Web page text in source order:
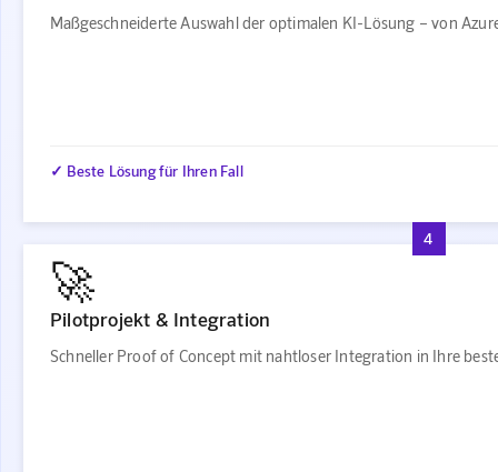
Maßgeschneiderte Auswahl der optimalen KI-Lösung – von
✓ Beste Lösung für Ihren Fall
4
🚀
Pilotprojekt & Integration
Schneller Proof of Concept mit nahtloser Integration in Ihre